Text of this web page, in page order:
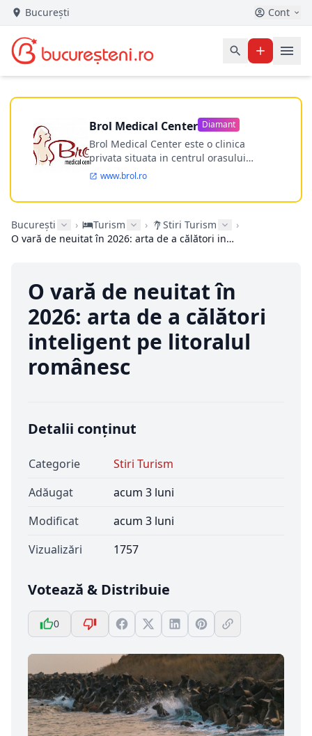
București Cont
Brol Medical Center Diamant
Brol Medical Center este o clinica
privata situata in centrul orasului
Timisoara avand o experienta de
Incepand din anul 2009 clinica isi
ultramodern.
www.brol.ro
București › Turism › Stiri Turism
›
O vară de neuitat în 2026: arta de a călători inteligent pe litoralul românesc
O vară de neuitat în
2026: arta de a călători
inteligent pe litoralul
românesc
Detalii conținut
Categorie
Stiri Turism
Adăugat
acum 3 luni
Modificat
acum 3 luni
Vizualizări
1757
Votează & Distribuie
0